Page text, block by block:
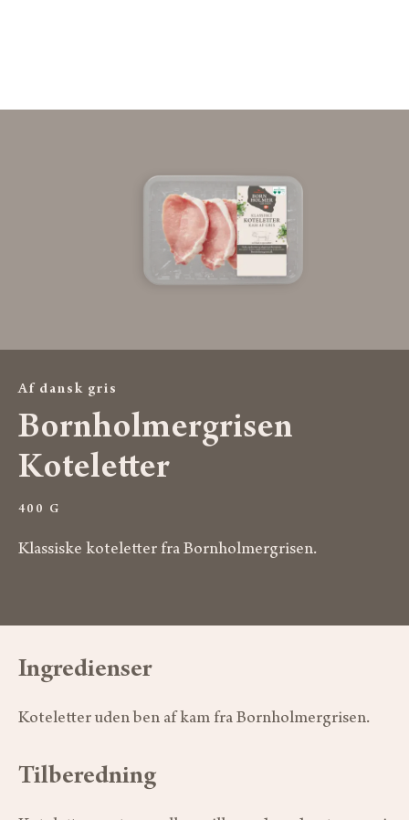
Af dansk gris
Bornholmer­gris­en
Koteletter
400 G
Klassiske koteletter fra Bornholmergrisen.
Ingredienser
Koteletter uden ben af kam fra Bornholmergrisen.
Tilberedning